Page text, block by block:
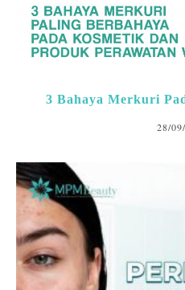
3 Bahaya Merkuri
28/